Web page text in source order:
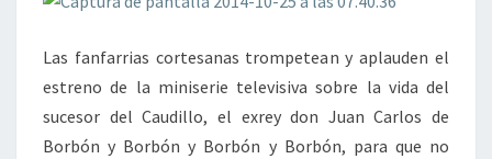
Las fanfarrias cortesanas trompetean y aplauden el
estreno de la miniserie televisiva sobre la vida del
sucesor del Caudillo, el exrey don Juan Carlos de
Borbón y Borbón y Borbón y Borbón, para que no